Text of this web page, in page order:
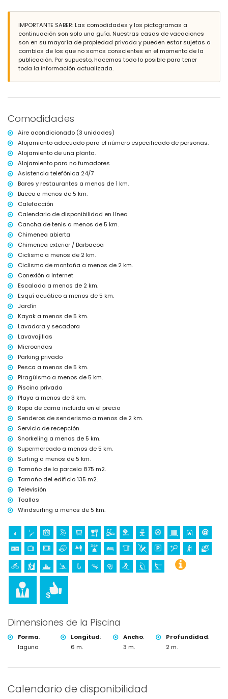
2 terrazas cubiertas
Cocina exterior y barbacoa
Ducha exterior
Zona de estar y comedor al aire libre
Espacio de aparcamiento cubierto privado y espacio de
aparcamiento privado
Más información
Población más cercana: Denia (a menos de 5 kilómetros de la villa)
kilómetros de la villa)
villa)
Parque más cercano: Montgó, Denia (a menos de 3 kilómetros de la
villa)
Aeropuerto más cercano: Alicante (a menos de 100 kilómetros de la
villa)
No se permite fumar
No se admiten mascotas
El alojamiento es muy adecuado para familias con niños
Instalaciones y servicios incluidos en el precio del alquiler de la
villa
Internet (WiFi)
Ropa de cama y toallas
Servicio de recepción y servicio de emergencia 24 horas
Calefacción y aire acondicionado
Instalaciones y servicios con cargo extra
Cama extra y cuna para niños (bajo demanda)
Entretenimiento y actividades de ocio para tus vacaciones en
Denia, Costa Blanca
Bar, paseo marítimo (Las Marinas y Denia) (a menos de 5 kilómetros
de la casa)
Lugares de interés y cultura en Denia, Costa Blanca
Museo (Histórico de Denia), iglesia (Portal de la Vila, Denia), castillo
(Portal de la Vila, Denia), monumento (Pueblo de Denia), edificio
arquitectónico (Centro de Denia) y lugar histórico (Histórico de
Denia) (a menos de 5 kilómetros del alojamiento)
Ruinas (Molinos de Viento y Jávea) (a menos de 10 kilómetros del
alojamiento)
Deportes
Tenis, senderismo, ciclismo de montaña, ciclismo, escalada,
canotaje, kayak, pesca, buceo, snorkel, surf, windsurf y esquí acuático
(a menos de 5 kilómetros de la villa)
Golf (Club de Golf La Sella, Denia) y equitación (a menos de 10
IMPORTANTE SABER: Las comodidades y los pictogramas a
continuación son solo una guía. Nuestras casas de vacaciones
son en su mayoría de propiedad privada y pueden estar sujetas a
cambios de los que no somos conscientes en el momento de la
publicación. Por supuesto, hacemos todo lo posible para tener
toda la información actualizada.
Comodidades
Aire acondicionado (3 unidades)
Alojamiento adecuado para el número especificado de personas.
Alojamiento de una planta.
Alojamiento para no fumadores
Asistencia telefónica 24/7
Bares y restaurantes a menos de 1 km.
Buceo a menos de 5 km.
Calefacción
Calendario de disponibilidad en línea
Cancha de tenis a menos de 5 km.
Chimenea abierta
Chimenea exterior / Barbacoa
Ciclismo a menos de 2 km.
Ciclismo de montaña a menos de 2 km.
Conexión a Internet
Escalada a menos de 2 km.
Esquí acuático a menos de 5 km.
Jardín
Kayak a menos de 5 km.
Lavadora y secadora
Lavavajillas
Microondas
Parking privado
Pesca a menos de 5 km.
Piragüismo a menos de 5 km.
Piscina privada
Playa a menos de 3 km.
Ropa de cama incluida en el precio
Senderos de senderismo a menos de 2 km.
Servicio de recepción
Snorkeling a menos de 5 km.
Supermercado a menos de 5 km.
Surfing a menos de 5 km.
Tamaño de la parcela 875 m2.
Tamaño del edificio 135 m2.
Televisión
Toallas
Windsurfing a menos de 5 km.
Dimensiones de la Piscina
Forma:
laguna
Longitud:
6 m.
Ancho:
3 m.
Profundidad:
2 m.
Calendario de disponibilidad